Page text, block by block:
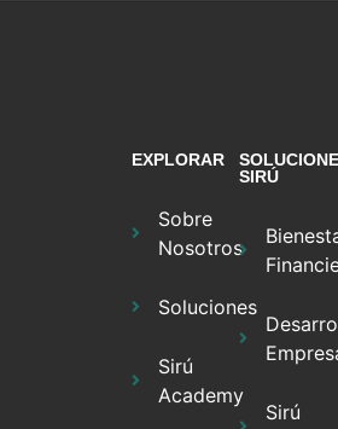
EXPLORAR
Sobre
Nosotros
Soluciones
Sirú
Academy
SIRÚ
Sirú